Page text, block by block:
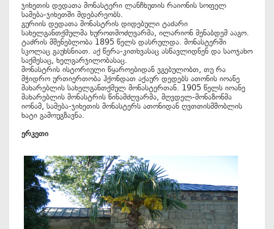
ჯიხეთის დედათა მონასტერი ლანჩხუთის რაიონის სოფელ
სამება-ჯიხეთში მდებარეობს.
გურიის დედათა მონასტრის დიდებული ტაძარი
სახელგანთქმულმა ხუროთმოძღვარმა, ილარიონ მენაბდემ ააგო.
ტაძრის მშენებლობა 1895 წელს დასრულდა. მონასტერში
სკოლაც გაუხსნიათ. აქ წერა-კითხვასაც ასწავლიდნენ და საოჯახო
საქმესაც, ხელგარჯილობასაც.
მონასტრის ისტორიული წყაროებიდან ვგებულობთ, თუ რა
მჭიდრო ურთიერთობა ჰქონდათ აქაურ დედებს ათონის იოანე
მახარებლის სახელგანთქმულ მონასტერთან. 1905 წელს იოანე
მახარებლის მონასტრის წინამძღვარმა, მღვდელ-მონაზონმა
იონამ, სამება-ჯიხეთის მონასტერს ათონიდან ღვთთისმშობლის
ხატი გამოუგზავნა.
ერკეთი